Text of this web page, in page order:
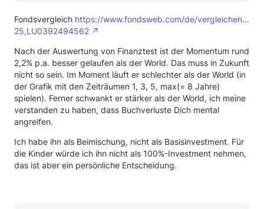
Fondsvergleich https://www.fondsweb.com/de/vergleichen…
25,LU0392494562
Nach der Auswertung von Finanztest ist der Momentum rund
2,2% p.a. besser gelaufen als der World. Das muss in Zukunft
nicht so sein. Im Moment läuft er schlechter als der World (in
der Grafik mit den Zeiträumen 1, 3, 5, max(= 8 Jahre)
spielen). Ferner schwankt er stärker als der World, ich meine
verstanden zu haben, dass Buchverluste Dich mental
angreifen.
Ich habe ihn als Beimischung, nicht als Basisinvestment. Für
die Kinder würde ich ihn nicht als 100%-Investment nehmen,
das ist aber ein persönliche Entscheidung.